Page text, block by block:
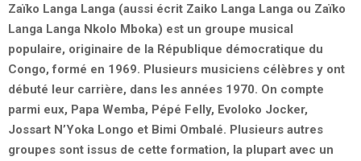
Zaïko Langa Langa (aussi écrit Zaiko Langa Langa ou Zaïko
Langa Langa Nkolo Mboka) est un groupe musical
populaire, originaire de la République démocratique du
Congo, formé en 1969. Plusieurs musiciens célèbres y ont
débuté leur carrière, dans les années 1970. On compte
parmi eux, Papa Wemba, Pépé Felly, Evoloko Jocker,
Jossart N’Yoka Longo et Bimi Ombalé. Plusieurs autres
groupes sont issus de cette formation, la plupart avec un